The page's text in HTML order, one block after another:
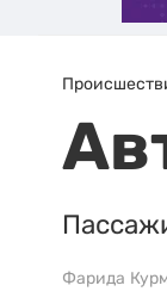
Фарида